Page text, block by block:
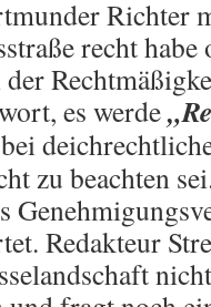
Richter
recht
es werde
zu beachten
Redakteur